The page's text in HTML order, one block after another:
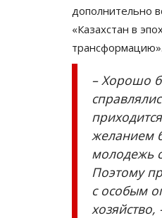
дополнительно
«Казахстан в
трансформацию».
– Хорошо
желанием
молодежь
Поэтому
с особым